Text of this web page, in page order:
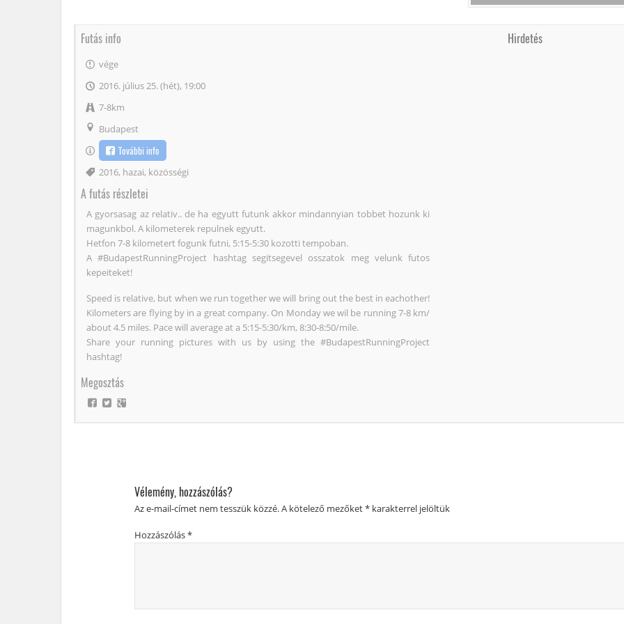
Futás info
vége
2016. július 25. (hét), 19:00
7-8km
Budapest
További info
Címke
2016, hazai, közösségi
A futás részletei
A gyorsasag az relativ.. de ha egyutt futunk akkor mindannyian tobbet hozunk ki
magunkbol. A kilometerek repulnek egyutt.
Hetfon 7-8 kilometert fogunk futni, 5:15-5:30 kozotti tempoban.
A #BudapestRunningProject hashtag segitsegevel osszatok meg velunk futos
kepeiteket!
Speed is relative, but when we run together we will bring out the best in eachother!
Kilometers are flying by in a great company. On Monday we wil be running 7-8 km/
about 4.5 miles. Pace will average at a 5:15-5:30/km, 8:30-8:50/mile.
Share your running pictures with us by using the #BudapestRunningProject
hashtag!
Megosztás
Hirdetés
Vélemény, hozzászólás?
Az e-mail-címet nem tesszük közzé.A kötelező mezőket*karakterrel jelöltük
Hozzászólás*